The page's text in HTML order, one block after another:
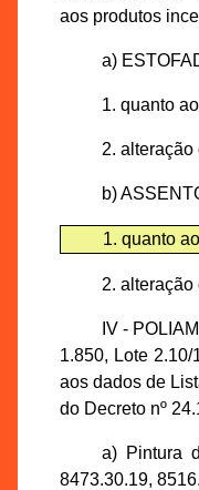
aos produtos
a)
1. quanto
2.
b)
1. quanto
2.
IV -
1.850, Lote
aos dados de
do Decreto nº
a) Pintura
8473.30.19,